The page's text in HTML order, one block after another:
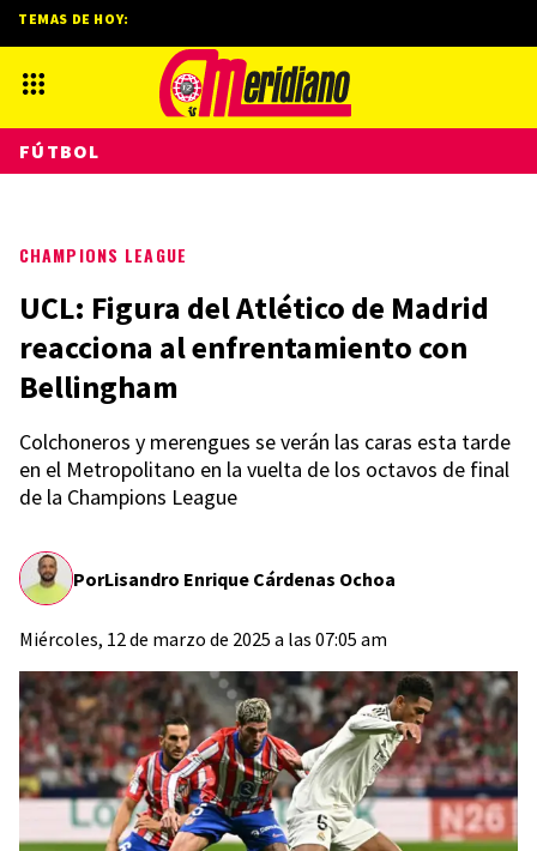
CHAMPIONS LEAGUE
UCL: Figura del Atlético de Madrid
reacciona al enfrentamiento con
Bellingham
Colchoneros y merengues se verán las caras esta tarde
en el Metropolitano en la vuelta de los octavos de final
de la Champions League
PorLisandro Enrique Cárdenas Ochoa
Miércoles, 12 de marzo de 2025 a las 07:05 am
TEMAS DE HOY:
FÚTBOL